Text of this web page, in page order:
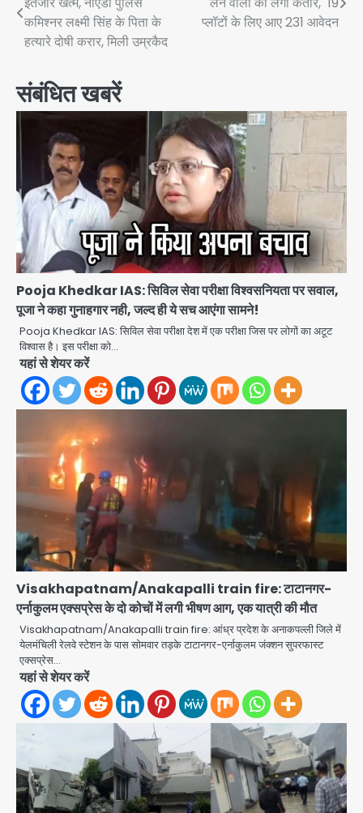
navigation
कमिश्नर लक्ष्मी सिंह के पिता के
हत्यारे दोषी करार, मिली उम्रकैद
प्लॉटों के लिए आए 231 आवेदन
संबंधित खबरें
Pooja Khedkar IAS: सिविल सेवा परीक्षा विश्वसनियता पर सवाल,
पूजा ने कहा गुनाहगार नही, जल्द ही ये सच आएंगा सामने!
Pooja Khedkar IAS: सिविल सेवा परीक्षा देश में एक परीक्षा जिस पर लोगों का अटूट
विश्वास है। इस परीक्षा को…
यहां से शेयर करें
Visakhapatnam/Anakapalli train fire: टाटानगर-
एर्नाकुलम एक्सप्रेस के दो कोचों में लगी भीषण आग, एक यात्री की मौत
Visakhapatnam/Anakapalli train fire: आंध्र प्रदेश के अनाकपल्ली जिले में
येलमंचिली रेलवे स्टेशन के पास सोमवार तड़के टाटानगर-एर्नाकुलम जंक्शन सुपरफास्ट
एक्सप्रेस…
यहां से शेयर करें
2
3
एयरपोर्ट का फर्जी कर्मचारी बनकर 3 लाख
उड़ाए, अब पहुंचा सलाखों के पीछे
Team JHJ